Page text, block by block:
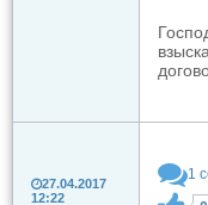
27.04.2017
12:22
1